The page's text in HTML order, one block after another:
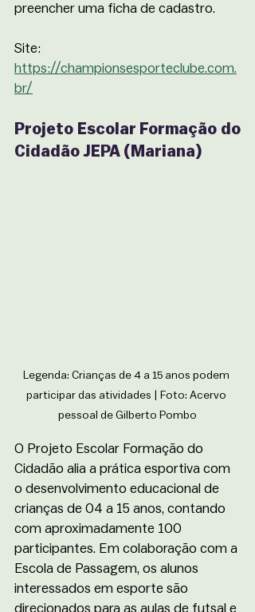
preencher uma ficha de cadastro.
Site:
https://championsesporteclube.com.
br/
Projeto Escolar Formação do
Cidadão JEPA (Mariana)
Legenda: Crianças de 4 a 15 anos podem
participar das atividades | Foto: Acervo
pessoal de Gilberto Pombo
O Projeto Escolar Formação do
Cidadão alia a prática esportiva com
o desenvolvimento educacional de
crianças de 04 a 15 anos, contando
com aproximadamente 100
participantes. Em colaboração com a
Escola de Passagem, os alunos
interessados em esporte são
direcionados para as aulas de futsal e